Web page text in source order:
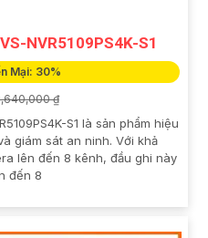
NVR5109PS4K-S1
Mại: 30%
₫
S1 là sản phẩm hiệu
giám sát an ninh. Với khả
lên đến 8 kênh, đầu ghi này
đến 8